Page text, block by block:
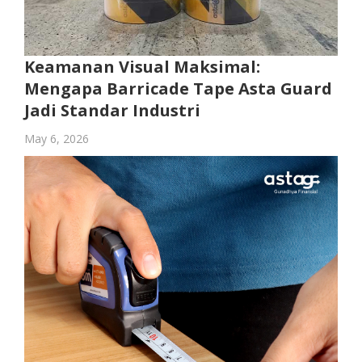
Keamanan Visual Maksimal:
Mengapa Barricade Tape Asta Guard
Jadi Standar Industri
May 6, 2026